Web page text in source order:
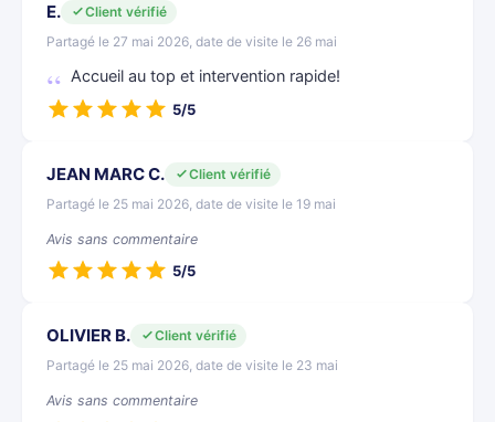
E.
Client vérifié
Partagé le 27 mai 2026, date de visite le 26 mai
Accueil au top et intervention rapide!
5/5
JEAN MARC C.
Client vérifié
Partagé le 25 mai 2026, date de visite le 19 mai
Avis sans commentaire
5/5
OLIVIER B.
Client vérifié
Partagé le 25 mai 2026, date de visite le 23 mai
Avis sans commentaire